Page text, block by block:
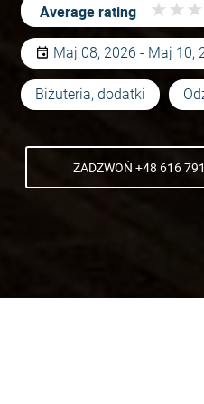
Average rating ★ ★ ★
★ ★ ★
Maj 08, 2026 - Maj 10,
Biżuteria, dodatki
ZADZWOŃ +48 616